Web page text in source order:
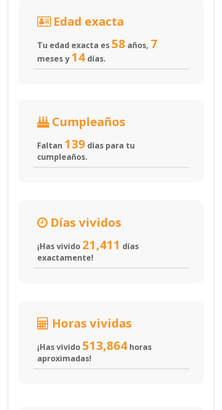
Edad exacta
Tu edad exacta es 58 años, 7
meses y14 días.
Cumpleaños
Faltan 139 días para tu
cumpleaños.
Días vividos
¡Has vivido 21,411 días
exactamente!
Horas vividas
¡Has vivido 513,864 horas
aproximadas!